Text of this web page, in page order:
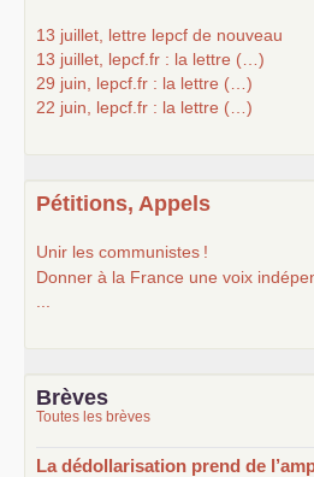
13 juillet, lettre lepcf de nouveau
13 juillet, lepcf.fr : la lettre (…)
29 juin, lepcf.fr : la lettre (…)
22 juin, lepcf.fr : la lettre (…)
Pétitions, Appels
Unir les communistes !
Donner à la France une voix
Brèves
Toutes les brèves
La dédollarisation prend de